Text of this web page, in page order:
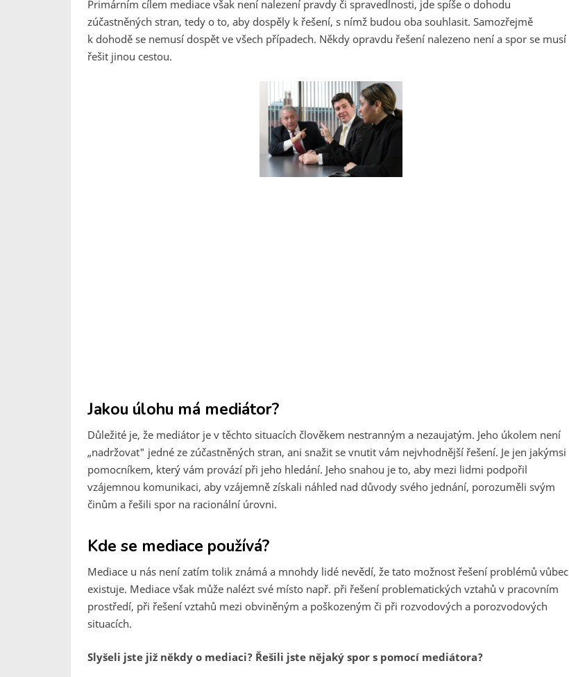
Primárním cílem mediace však není nalezení pravdy či spravedlnosti, jde spíše o dohodu
zúčastněných stran, tedy o to, aby dospěly k řešení, s nímž budou oba souhlasit. Samozřejmě
k dohodě se nemusí dospět ve všech případech. Někdy opravdu řešení nalezeno není a spor se musí
řešit jinou cestou.
Jakou úlohu má mediátor?
Důležité je, že mediátor je v těchto situacích člověkem nestranným a nezaujatým. Jeho úkolem není
„nadržovat" jedné ze zúčastněných stran, ani snažit se vnutit vám nejvhodnější řešení. Je jen jakýmsi
pomocníkem, který vám provází při jeho hledání. Jeho snahou je to, aby mezi lidmi podpořil
vzájemnou komunikaci, aby vzájemně získali náhled nad důvody svého jednání, porozuměli svým
činům a řešili spor na racionální úrovni.
Kde se mediace používá?
Mediace u nás není zatím tolik známá a mnohdy lidé nevědí, že tato možnost řešení problémů vůbec
existuje. Mediace však může nalézt své místo např. při řešení problematických vztahů v pracovním
prostředí, při řešení vztahů mezi obviněným a poškozeným či při rozvodových a porozvodových
situacích.
Slyšeli jste již někdy o mediaci? Řešili jste nějaký spor s pomocí mediátora?